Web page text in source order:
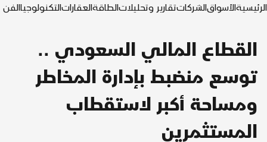
الرئيسيةالأسواقالشركاتتقارير وتحليلاتالطاقةالعقاراتالتكنولوجياالفن
القطاع المالي السعودي ..
توسع منضبط بإدارة المخاطر
ومساحة أكبر لاستقطاب
المستثمرين